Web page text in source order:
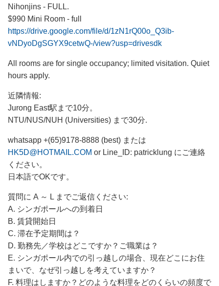
Nihonjins - FULL.
$990 Mini Room - full
https://drive.google.com/file/d/1zN1rQ00o_Q3ib-
vNDyoDgSGYX9cetwQ-/view?usp=drivesdk
All rooms are for single occupancy; limited visitation. Quiet
hours apply.
近隣情報:
Jurong East駅まで10分。
NTU/NUS/NUH (Universities) まで30分.
whatsapp +(65)9178-8888 (best) または
HK5D@HOTMAIL.COM or Line_ID: patricklung にご連絡
ください。
日本語でOKです。
質問に A ～ L までご返信ください:
A. シンガポールへの到着日
B. 賃貸開始日
C. 滞在予定期間は？
D. 勤務先／学校はどこですか？ご職業は？
E. シンガポール内での引っ越しの場合、現在どこにお住
まいで、なぜ引っ越しを考えていますか？
F. 料理はしますか？どのような料理をどのくらいの頻度で